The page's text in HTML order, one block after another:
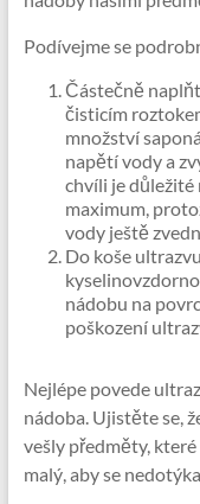
Podívejme se
Částečně
čisticím
množství
napětí vody a
chvíli je důležité
maximum,
vody ještě
Do koše
nádobu na
poškození
Nejlépe povede
nádoba. Ujistěte se,
vešly předměty,
malý, aby se